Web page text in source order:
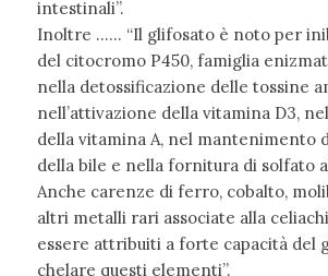
intestinali”.
Inoltre …… “Il glifosato è noto per
del citocromo P450, famiglia
nella detossificazione delle tossine
nell’attivazione della vitamina D3,
della vitamina A, nel mantenimento
della bile e nella fornitura di solfato
Anche carenze di ferro, cobalto,
altri metalli rari associate alla
essere attribuiti a forte capacità del
chelare questi elementi”.